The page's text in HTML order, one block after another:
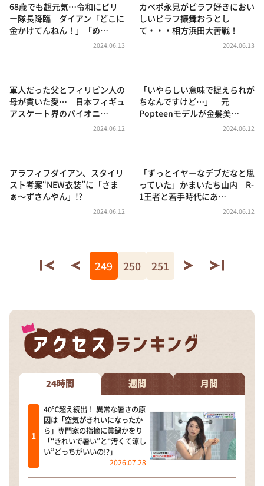
ポツンと一軒家
ザキ山小屋本館
68歳でも超元気…令和にビリ
ー隊長降臨 ダイアン「どこに
金かけてんねん！」「め…
2024.06.13
カベポ永見がピラフ好きにおい
しいピラフ振舞おうとし
て・・・相方浜田大苦戦！
2024.06.13
軍人だった父とフィリピン人の
母が貫いた愛… 日本フィギュ
アスケート界のパイオニ…
2024.06.12
「いやらしい意味で捉えられが
ちなんですけど…」 元
Popteenモデルが金髪美…
2024.06.12
アラフィフダイアン、スタイリ
スト考案“NEW衣装”に「さま
ぁ～ずさんやん」!?
2024.06.12
「ずっとイヤーなデブだなと思
っていた」かまいたち山内 R-
1王者と若手時代にあ…
2024.06.12
249 250 251
24時間 週間 月間
40℃超え続出！ 異常な暑さの原
因は「空気がきれいになったか
ら」専門家の指摘に眞鍋かをり
「“きれいで暑い”と“汚くて涼し
い”どっちがいいの!?」
2026.07.28